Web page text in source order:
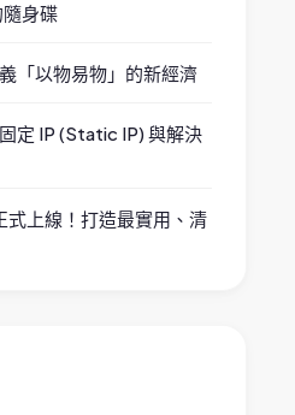
身碟
「以物易物」的新經濟
定 IP (Static IP) 與解決
式上線！打造最實用、清